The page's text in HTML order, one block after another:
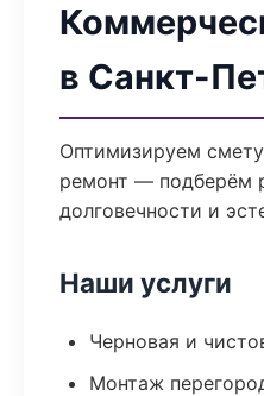
в Санкт-
Оптимизируем
ремонт — подберём
долговечности и
Наши услуги
Черновая и
Монтаж